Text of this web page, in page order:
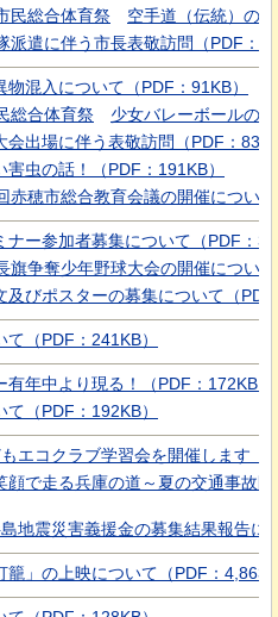
民総合体育祭 空手道（伝統）の
派遣に伴う市長表敬訪問（PDF：
混入について（PDF：91KB）
総合体育祭
少女バレーボールの
会出場に伴う表敬訪問（PDF：
害虫の話！（PDF：191KB）
赤穂市総合教育会議の開催につい
ナー参加者募集について（PDF：
旗争奪少年野球大会の開催につい
及びポスターの募集について（
（PDF：241KB）
有年中より現る！（PDF：172KB）
（PDF：192KB）
エコクラブ学習会を開催します（
顔で走る兵庫の道～夏の交通事故
地震災害義援金の募集結果報告に
籠」の上映について（PDF：